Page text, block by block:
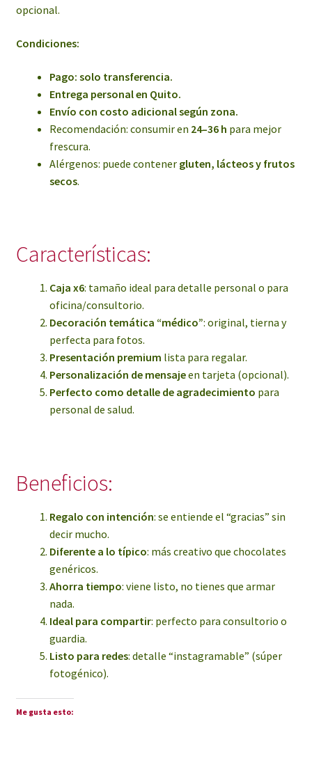
opcional.
Condiciones:
Pago: solo transferencia.
Entrega personal en Quito.
Envío con costo adicional según zona.
Recomendación: consumir en 24–36 h para mejor
frescura.
Alérgenos: puede contener gluten, lácteos y frutos
secos.
Características:
Caja x6: tamaño ideal para detalle personal o para
oficina/consultorio.
Decoración temática “médico”: original, tierna y
perfecta para fotos.
Presentación premium lista para regalar.
Personalización de mensajeen tarjeta (opcional).
Perfecto como detalle de agradecimiento para
personal de salud.
Beneficios:
Regalo con intención: se entiende el “gracias” sin
decir mucho.
Diferente a lo típico: más creativo que chocolates
genéricos.
Ahorra tiempo: viene listo, no tienes que armar
nada.
Ideal para compartir: perfecto para consultorio o
guardia.
Listo para redes: detalle “instagramable” (súper
fotogénico).
Me gusta esto: